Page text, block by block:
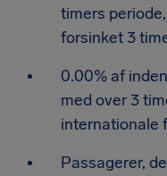
timers
forsinket 3
0.00% af
med over 3
internationale
Passagerer,